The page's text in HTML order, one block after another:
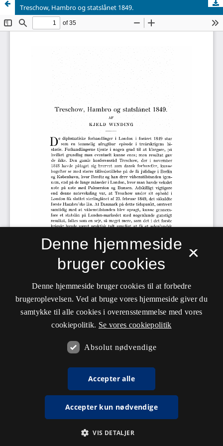
Treschow, Hambro og statslånet 1849.
×
Denne hjemmeside
bruger cookies
Denne hjemmeside bruger cookies til at forbedre
brugeroplevelsen. Ved at bruge vores hjemmeside giver du
samtykke til alle cookies i overensstemmelse med vores
cookiepolitik. Se vores cookiepolitik
Absolut nødvendige
Accepter alle
Accepter kun nødvendige
VIS DETALJER